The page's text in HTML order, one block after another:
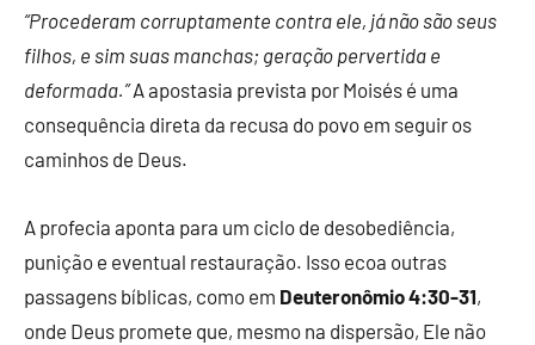
“Procederam corruptamente contra ele, já não são seus
filhos, e sim suas manchas; geração pervertida e
deformada.”A apostasia prevista por Moisés é uma
consequência direta da recusa do povo em seguir os
caminhos de Deus.
A profecia aponta para um ciclo de desobediência,
punição e eventual restauração. Isso ecoa outras
passagens bíblicas, como em Deuteronômio 4:30-31,
onde Deus promete que, mesmo na dispersão, Ele não